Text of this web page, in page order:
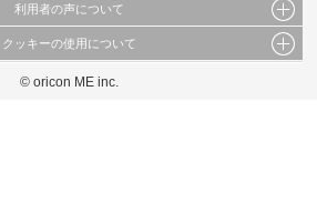
（文字、写真、イラスト、画像データ等）及びこれらの配
く無断転載・複製などの二次利用を行うことは固く禁じて
利用者の声について
すべてサービスの利用者が提出された見解・感想です。
をご理解いただいた上でご覧ください。
クッキーの使用について
て、ユーザーに合わせたコンテンツや広告の表示、ソー
© oricon ME inc.